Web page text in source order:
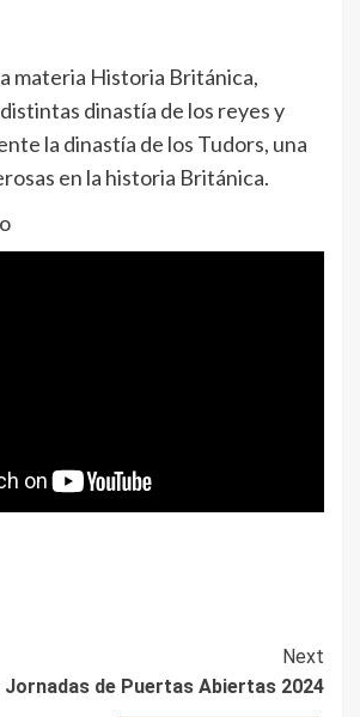
materia Historia Británica,
dinastía de los reyes y
la dinastía de los Tudors, una
en la historia Británica.
Next
Jornadas de Puertas Abiertas 2024